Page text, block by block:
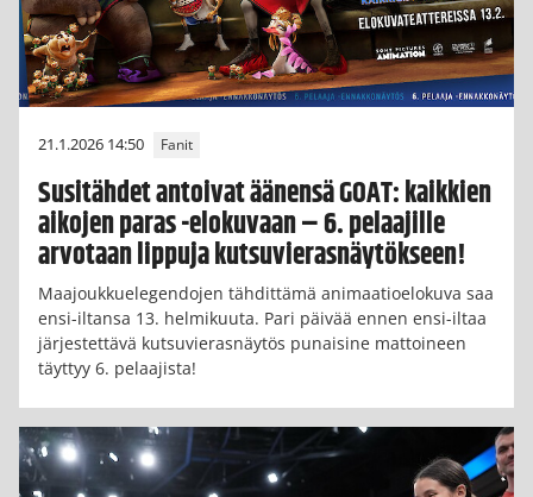
21.1.2026 14:50 Fanit
Susitähdet antoivat äänensä GOAT: kaikkien
aikojen paras -elokuvaan – 6. pelaajille
arvotaan lippuja kutsuvierasnäytökseen!
Maajoukkuelegendojen tähdittämä animaatioelokuva saa
ensi-iltansa 13. helmikuuta. Pari päivää ennen ensi-iltaa
järjestettävä kutsuvierasnäytös punaisine mattoineen
täyttyy 6. pelaajista!